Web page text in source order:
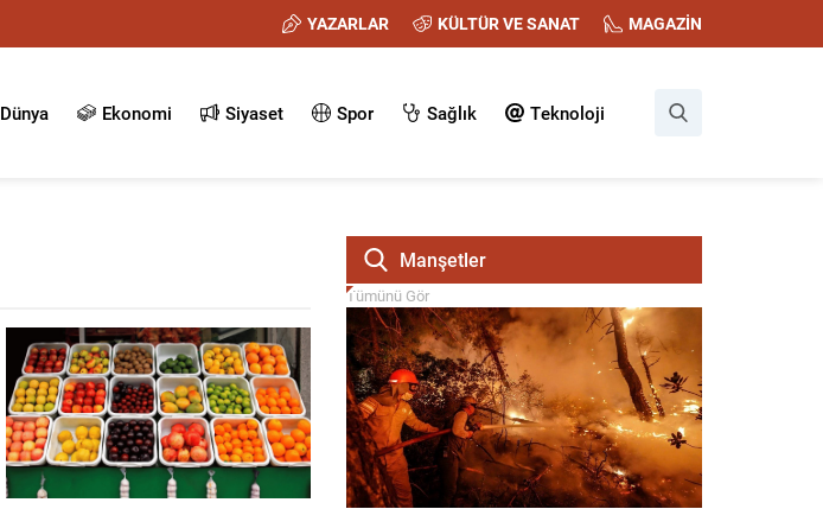
YAZARLAR KÜLTÜR VE SANAT MAGAZİN
Dünya Ekonomi Siyaset Spor Sağlık Teknoloji
Manşetler
Tümünü Gör